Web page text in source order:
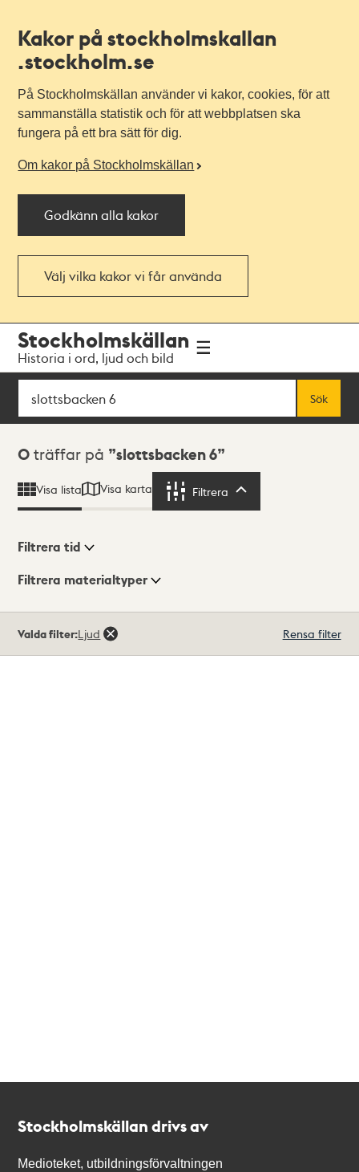
Kakor på stockholmskallan
.stockholm.se
På Stockholmskällan använder vi kakor, cookies, för att
sammanställa statistik och för att webbplatsen ska
fungera på ett bra sätt för dig.
Om kakor på Stockholmskällan
Godkänn alla kakor
Välj vilka kakor vi får använda
navigationen
huvudinnehållet
Stockholmskällan
Historia i ord, ljud och bild
Sök
Sök
Sökresultat
0 träffar på slottsbacken 6
Visa lista Visa karta Filtrera
Visningsläge
Filtrera tid
Filtrera materialtyper
träffar
Valda filter:Ljud Rensa filter
Stockholmskällan drivs av
Medioteket, utbildningsförvaltningen